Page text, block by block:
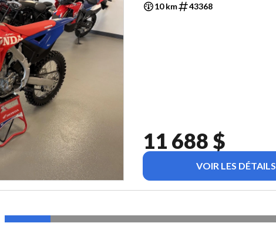
10 km 43368
11 688 $
VOIR LES DÉTAILS